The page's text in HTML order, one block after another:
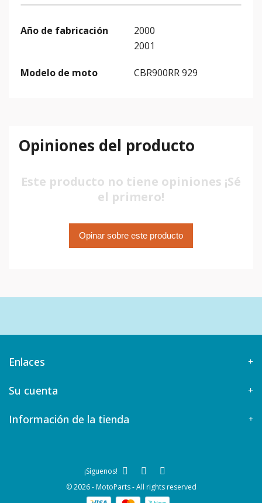
Año de fabricación
2000
2001
Modelo de moto CBR900RR 929
Opiniones del producto
Este producto no tiene opiniones ¡Sé
el primero!
Opinar sobre este producto
Enlaces
Su cuenta
Información de la tienda
© 2026 - MotoParts - All rights reserved
¡Síguenos!